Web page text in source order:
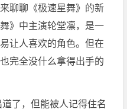
聊聊《极速星舞》的新
》中主演轮堂凛，是一
让人喜欢的角色。但在
完全没什么拿得出手的
了，但能被人记得住名